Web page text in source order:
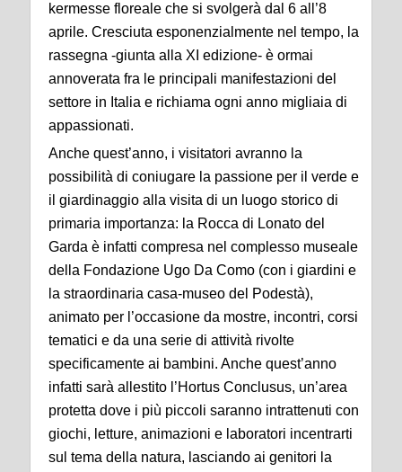
kermesse floreale che si svolgerà dal 6 all’8
aprile. Cresciuta esponenzialmente nel tempo, la
rassegna -giunta alla XI edizione- è ormai
annoverata fra le principali manifestazioni del
settore in Italia e richiama ogni anno migliaia di
appassionati.
Anche quest’anno, i visitatori avranno la
possibilità di coniugare la passione per il verde e
il giardinaggio alla visita di un luogo storico di
primaria importanza: la Rocca di Lonato del
Garda è infatti compresa nel complesso museale
della Fondazione Ugo Da Como (con i giardini e
la straordinaria casa-museo del Podestà),
animato per l’occasione da mostre, incontri, corsi
tematici e da una serie di attività rivolte
specificamente ai bambini. Anche quest’anno
infatti sarà allestito l’Hortus Conclusus, un’area
protetta dove i più piccoli saranno intrattenuti con
giochi, letture, animazioni e laboratori incentrarti
sul tema della natura, lasciando ai genitori la